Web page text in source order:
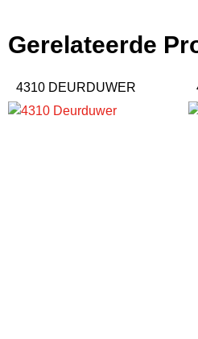
Gerelateerde
4310 DEURDUWER